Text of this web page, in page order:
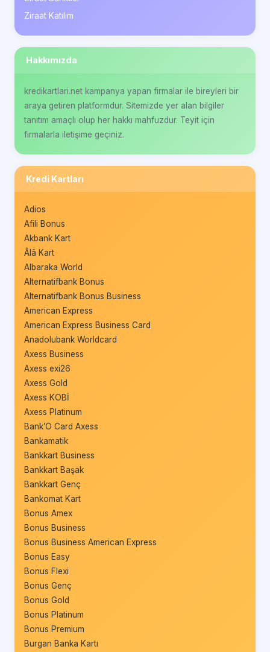
Ziraat Katılım
Hakkımızda
kredikartlari.net kampanya yapan firmalar ile bireyleri bir
araya getiren platformdur. Sitemizde yer alan bilgiler
tanıtım amaçlı olup her hakkı mahfuzdur. Teyit için
firmalarla iletişime geçiniz.
Kredi Kartları
Adios
Afili Bonus
Akbank Kart
Âlâ Kart
Albaraka World
Alternatifbank Bonus
Alternatifbank Bonus Business
American Express
American Express Business Card
Anadolubank Worldcard
Axess Business
Axess exi26
Axess Gold
Axess KOBİ
Axess Platinum
Bank’O Card Axess
Bankamatik
Bankkart Business
Bankkart Başak
Bankkart Genç
Bankomat Kart
Bonus Amex
Bonus Business
Bonus Business American Express
Bonus Easy
Bonus Flexi
Bonus Genç
Bonus Gold
Bonus Platinum
Bonus Premium
Burgan Banka Kartı